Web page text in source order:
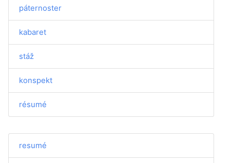
páternoster
kabaret
stáž
konspekt
résumé
resumé